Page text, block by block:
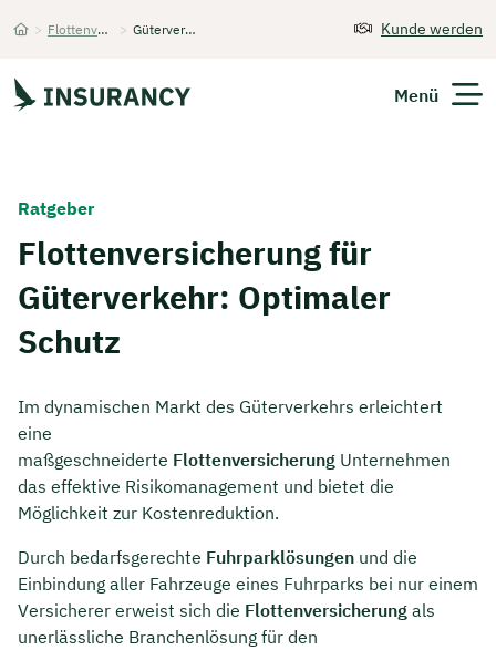
> Flottenversicherung > Güterverkehr Kunde werden
Menü
Finanzen
Expats
Über Uns
Kontakt
Ratgeber
Flottenversicherung für
Güterverkehr: Optimaler
Schutz
Im dynamischen Markt des Güterverkehrs erleichtert
eine
maßgeschneiderte Flottenversicherung Unternehmen
das effektive Risikomanagement und bietet die
Möglichkeit zur Kostenreduktion.
Durch bedarfsgerechte Fuhrparklösungen und die
Einbindung aller Fahrzeuge eines Fuhrparks bei nur einem
Versicherer erweist sich die Flottenversicherung als
unerlässliche Branchenlösung für den